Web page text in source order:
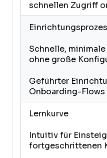
schnellen Zugriff
Schnelle,
ohne große
Geführter
Onboarding-Flows
Lernkurve
Intuitiv für
fortgeschrittenen